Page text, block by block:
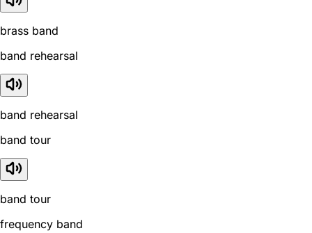
brass band
band rehearsal
band rehearsal
band tour
band tour
frequency band